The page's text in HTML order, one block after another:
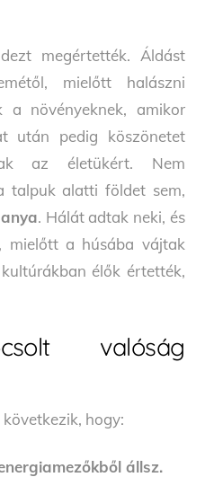
megértették. Áldást
mielőtt halászni
növényeknek, amikor
után pedig köszönetet
az életükért. Nem
talpuk alatti földet sem,
. Hálát adtak neki, és
mielőtt a húsába vájtak
élők értették,
valóság
hogy:
állsz.